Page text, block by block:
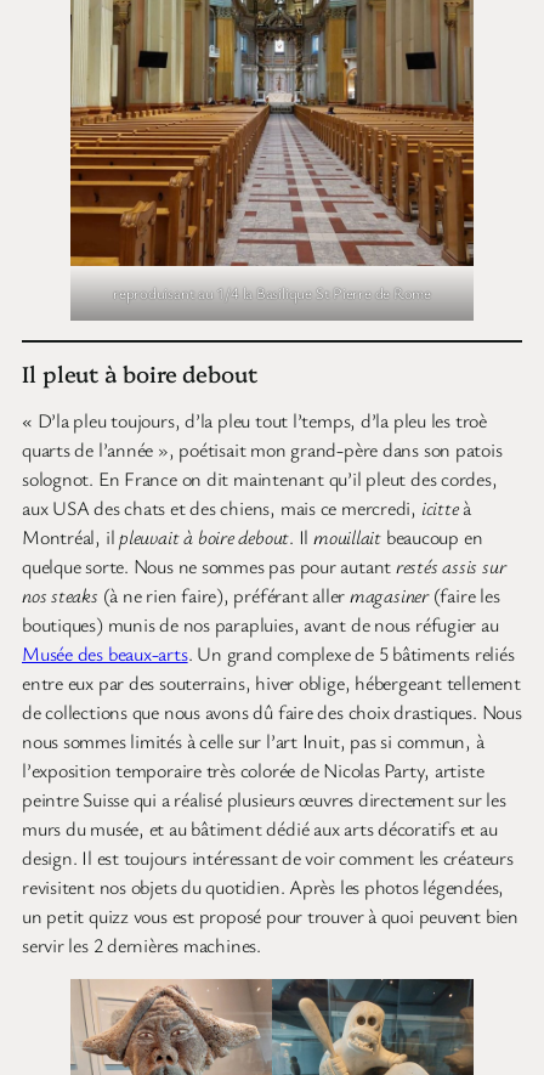
reproduisant au 1/4 la Basilique St Pierre de Rome
Il pleut à boire debout
« D’la pleu toujours, d’la pleu tout l’temps, d’la pleu les troè
quarts de l’année », poétisait mon grand-père dans son patois
solognot. En France on dit maintenant qu’il pleut des cordes,
aux USA des chats et des chiens, mais ce mercredi, icitteà
Montréal, ilpleuvait à boire debout. Il mouillait beaucoup en
quelque sorte. Nous ne sommes pas pour autantrestés assis sur
nos steaks (à ne rien faire), préférant allermagasiner(faire les
boutiques) munis de nos parapluies, avant de nous réfugier au
Musée des beaux-arts. Un grand complexe de 5 bâtiments reliés
entre eux par des souterrains, hiver oblige, hébergeant tellement
de collections que nous avons dû faire des choix drastiques. Nous
nous sommes limités à celle sur l’art Inuit, pas si commun, à
l’exposition temporaire très colorée de Nicolas Party, artiste
peintre Suisse qui a réalisé plusieurs œuvres directement sur les
murs du musée, et au bâtiment dédié aux arts décoratifs et au
design. Il est toujours intéressant de voir comment les créateurs
revisitent nos objets du quotidien. Après les photos légendées,
un petit quizz vous est proposé pour trouver à quoi peuvent bien
servir les 2 dernières machines.